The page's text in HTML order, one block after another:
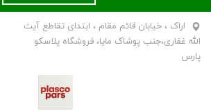
اراک ، خیابان قائم مقام ، ابتدای تقاطع آیت
الله غفاری،جنب پوشاک مایا، فروشگاه پلاسکو
پارس